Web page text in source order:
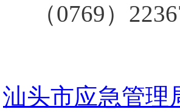
0769）
汕头市应急管理